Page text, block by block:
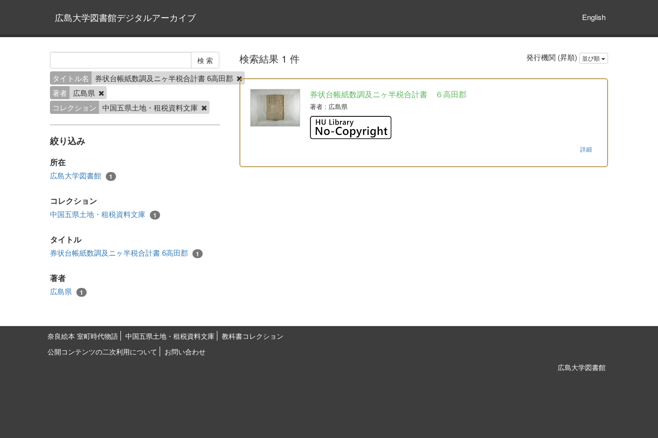
広島大学図書館デジタルアーカイブ English
タイトル名
券状台帳紙数調及ニヶ半税合計書 6高田郡
著者
広島県
コレクション
中国五県土地・租税資料文庫
絞り込み
所在
広島大学図書館 1
コレクション
中国五県土地・租税資料文庫 1
タイトル
券状台帳紙数調及ニヶ半税合計書 6高田郡 1
著者
広島県 1
検索結果 1 件 発行機関 (昇順) 並び順
券状台帳紙数調及ニヶ半税合計書 ６高田郡
著者: 広島県
詳細
奈良絵本 室町時代物語 中国五県土地・租税資料文庫
教科書コレクション
公開コンテンツの二次利用について
お問い合わせ
広島大学図書館